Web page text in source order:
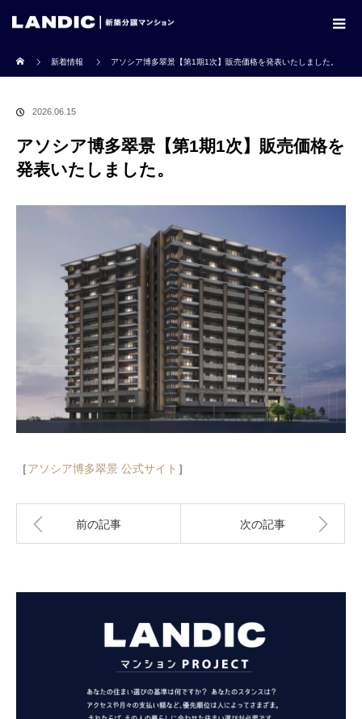
新着情報
アソシア博多翠景【第1期1次】販売価格を発表いたしました。
2026.06.15
アソシア博多翠景【第1期1次】販売価格を
発表いたしました。
［アソシア博多翠景 公式サイト ］
前の記事 次の記事